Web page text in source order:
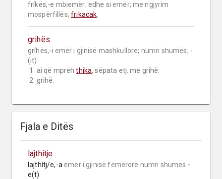
fríkës,-e mbiemër; edhe si emër; me ngjyrim
mospërfillës; frikacak
grihës
gríhës,-i emër i gjinisë mashkullore; numri shumës; -
(it)
1. ai që mpreh thika, sëpata etj. me grihë.
2. grihë.
Fjala e Ditës
lajthitje
lajthítj/e,-a emër i gjinisë femërore numri shumës -
e(t)